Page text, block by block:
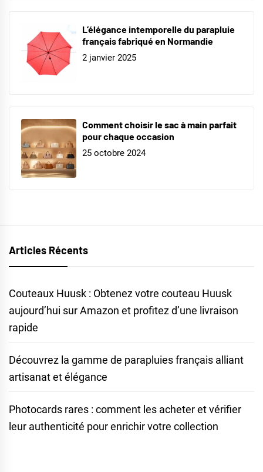
L’élégance intemporelle du parapluie
français fabriqué en Normandie
2 janvier 2025
Comment choisir le sac à main parfait
pour chaque occasion
25 octobre 2024
Articles Récents
Couteaux Huusk : Obtenez votre couteau Huusk
aujourd’hui sur Amazon et profitez d’une livraison
rapide
Découvrez la gamme de parapluies français alliant
artisanat et élégance
Photocards rares : comment les acheter et vérifier
leur authenticité pour enrichir votre collection